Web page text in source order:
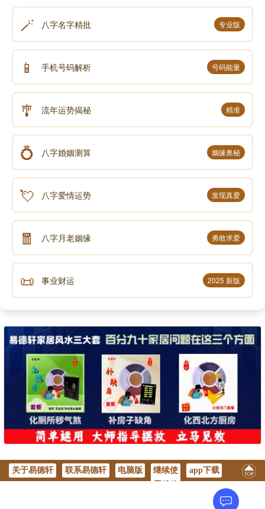
🪄 八字名字精批 专业版
📱 手机号码解析 号码能量
🎐 流年运势揭秘 精准
💍 八字婚姻测算 姻缘奥秘
💘 八字爱情运势 发现真爱
🧧 八字月老姻缘 勇敢求爱
📜 事业财运 2025 新版
关于易德轩 联系易德轩 电脑版
继续使
app下载